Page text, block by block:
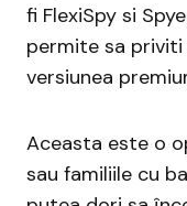
fi FlexiSpy si
permite sa
versiunea
Aceasta este o
sau familiile cu